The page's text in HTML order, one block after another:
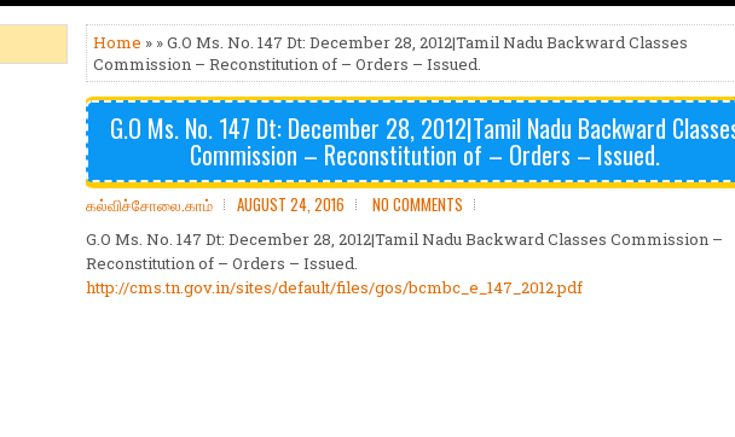
Home » » G.O Ms. No. 147 Dt: December 28, 2012|Tamil Nadu Backward Classes
Commission – Reconstitution of – Orders – Issued.
G.O Ms. No. 147 Dt: December 28, 2012|Tamil Nadu Backward
Commission – Reconstitution of – Orders – Issued.
கல்விச்சோலை.காம் AUGUST 24, 2016 NO COMMENTS
G.O Ms. No. 147 Dt: December 28, 2012|Tamil Nadu Backward Classes Commission –
Reconstitution of – Orders – Issued.
http://cms.tn.gov.in/sites/default/files/gos/bcmbc_e_147_2012.pdf